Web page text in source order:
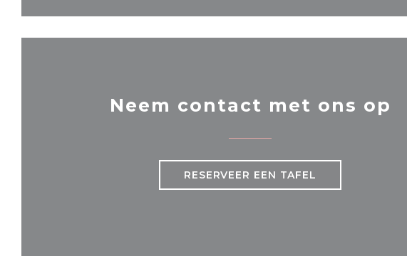
Neem contact met ons op
RESERVEER EEN TAFEL